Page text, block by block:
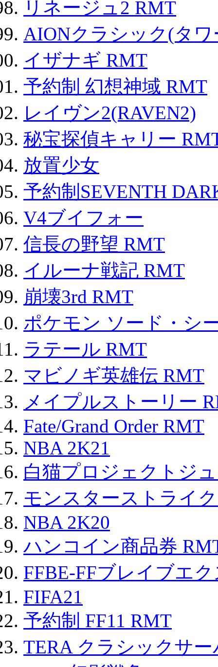
リネージュ2 RMT
AIONクラシック(タ
イザナギ RMT
予約制 幻想神域 RMT
レイヴン2(RAVEN2)
秘宝探偵キャリー
放置少女
予約制SEVENTH
V4ブイフォー
信長の野望 RMT
イルーナ戦記 RMT
崩壊3rd RMT
ポケモン ソード・シ
ラテール RMT
マビノギ英雄伝 RMT
メイプルストーリー
Fate/Grand Order RMT
NBA 2K21
白猫プロジェクトジ
モンスターストライ
NBA 2K20
ハンコイン商品券
FFBE-FFブレイブエ
FIFA21
予約制 FF11 RMT
TERA クラシックサ